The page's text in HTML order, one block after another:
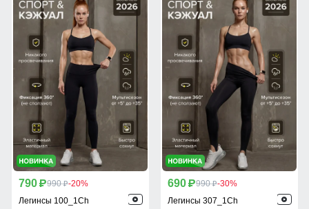
790 p990 p-20%
Легинсы 100_1Ch
690 p990 p-30%
Легинсы 307_1Ch